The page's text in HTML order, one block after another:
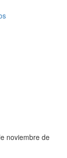
noviembre de